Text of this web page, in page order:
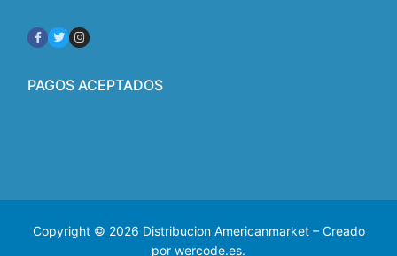
PAGOS ACEPTADOS
Copyright © 2026 Distribucion Americanmarket – Creado
por wercode.es.